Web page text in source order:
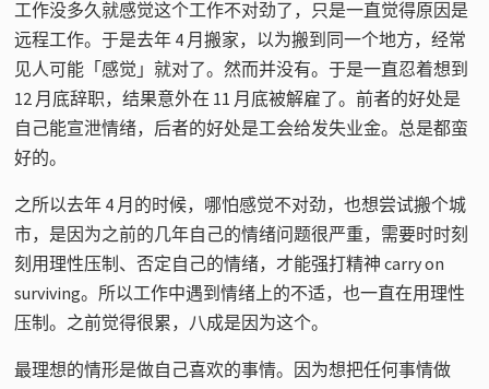
工作没多久就感觉这个工作不对劲了，只是一直觉得原因是
远程工作。于是去年 4 月搬家，以为搬到同一个地方，经常
见人可能「感觉」就对了。然而并没有。于是一直忍着想到
12 月底辞职，结果意外在 11 月底被解雇了。前者的好处是
自己能宣泄情绪，后者的好处是工会给发失业金。总是都蛮
好的。
之所以去年 4 月的时候，哪怕感觉不对劲，也想尝试搬个城
市，是因为之前的几年自己的情绪问题很严重，需要时时刻
刻用理性压制、否定自己的情绪，才能强打精神 carry on
surviving。所以工作中遇到情绪上的不适，也一直在用理性
压制。之前觉得很累，八成是因为这个。
最理想的情形是做自己喜欢的事情。因为想把任何事情做